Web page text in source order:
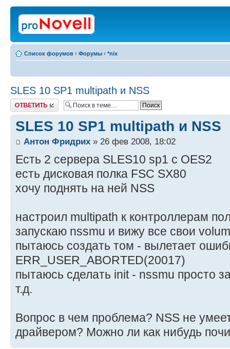
Список форумов ‹ Форумы ‹ *nix
SLES 10 SP1 multipath и NSS
Ответить
SLES 10 SP1 multipath и NSS
Антон Фридрих » 26 фев 2008, 18:02
Есть 2 сервера SLES10 sp1 c OES2
есть дисковая полка FSC SX80
хочу поднять на ней NSS
настроил multipath к контроллерам
запускаю nssmu и вижу все свои
пытаюсь создать том - вылетает
ERR_USER_ABORTED(20017)
пытаюсь сделать init - nssmu просто
т.д.
Вопрос в чем проблема? NSS не
драйвером? Можно ли как нибудь